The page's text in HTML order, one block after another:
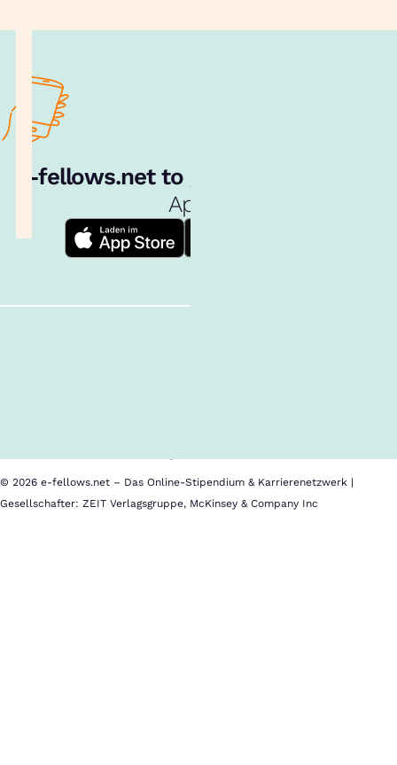
e‑fellows.net to go:
App!
© 2026 e-fellows.net – Das Online-Stipendium & Karrierenetzwerk |
Gesellschafter: ZEIT Verlagsgruppe, McKinsey & Company Inc